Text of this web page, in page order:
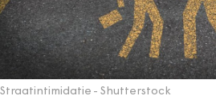
Straatintimidatie - Shutterstock